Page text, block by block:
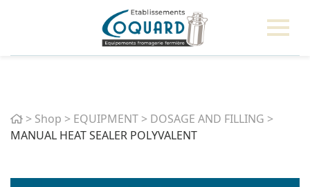
Home
> Shop > EQUIPMENT > DOSAGE AND FILLING >
MANUAL HEAT SEALER POLYVALENT